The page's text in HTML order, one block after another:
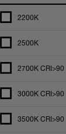
2200K
2500K
2700K CRI>90
3000K CRI>90
3500K CRI>90